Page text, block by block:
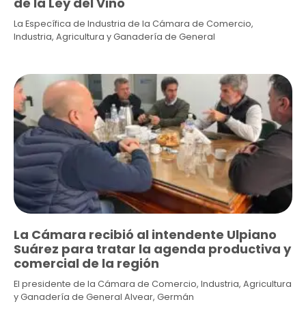
La Específica de Industria de la Cámara de Comercio,
Industria, Agricultura y Ganadería de General
La Cámara recibió al intendente Ulpiano
Suárez para tratar la agenda productiva y
comercial de la región
El presidente de la Cámara de Comercio, Industria, Agricultura
y Ganadería de General Alvear, Germán